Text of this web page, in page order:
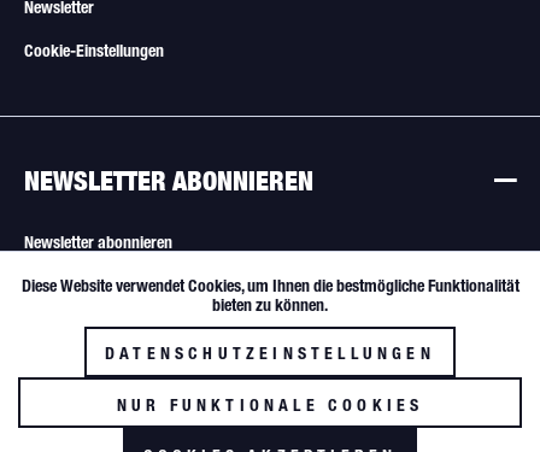
Newsletter
Cookie-Einstellungen
NEWSLETTER ABONNIEREN
Newsletter abonnieren
Alle Angebote sind freibleibend. Verkauf nur an Wiederverkäufer und
gewerbliche Käufer.
Funktionale Aktiv
Inaktiv
Diese Website verwendet Cookies, um Ihnen die bestmögliche Funktionalität
bieten zu können.
DATENSCHUTZEINSTELLUNGEN
NUR FUNKTIONALE COOKIES